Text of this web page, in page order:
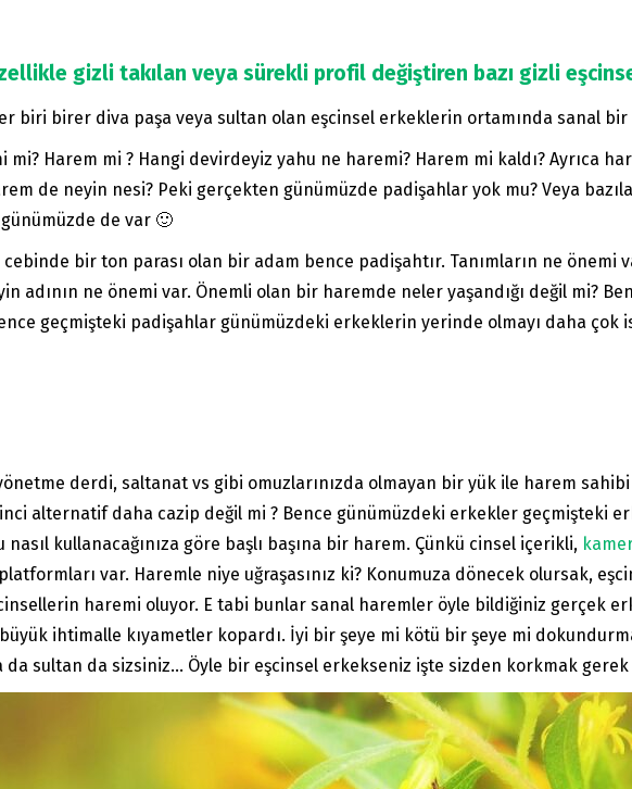
gizli takılan veya sürekli profil değiştiren bazı gizli
biri birer diva paşa veya sultan olan eşcinsel erkeklerin ortamında sanal
mi? Harem mi ? Hangi devirdeyiz yahu ne haremi? Harem mi kaldı? Ayrıca
de neyin nesi? Peki gerçekten günümüzde padişahlar yok mu? Veya
de var 🙂
bir ton parası olan bir adam bence padişahtır. Tanımların ne önemi
adının ne önemi var. Önemli olan bir haremde neler yaşandığı değil mi?
geçmişteki padişahlar günümüzdeki erkeklerin yerinde olmayı daha çok
derdi, saltanat vs gibi omuzlarınızda olmayan bir yük ile harem
alternatif daha cazip değil mi ? Bence günümüzdeki erkekler geçmişteki
kullanacağınıza göre başlı başına bir harem. Çünkü cinsel içerikli,
var. Haremle niye uğraşasınız ki? Konumuza dönecek olursak,
haremi oluyor. E tabi bunlar sanal haremler öyle bildiğiniz gerçek
ihtimalle kıyametler kopardı. İyi bir şeye mi kötü bir şeye mi
da sultan da sizsiniz… Öyle bir eşcinsel erkekseniz işte sizden korkmak gerek